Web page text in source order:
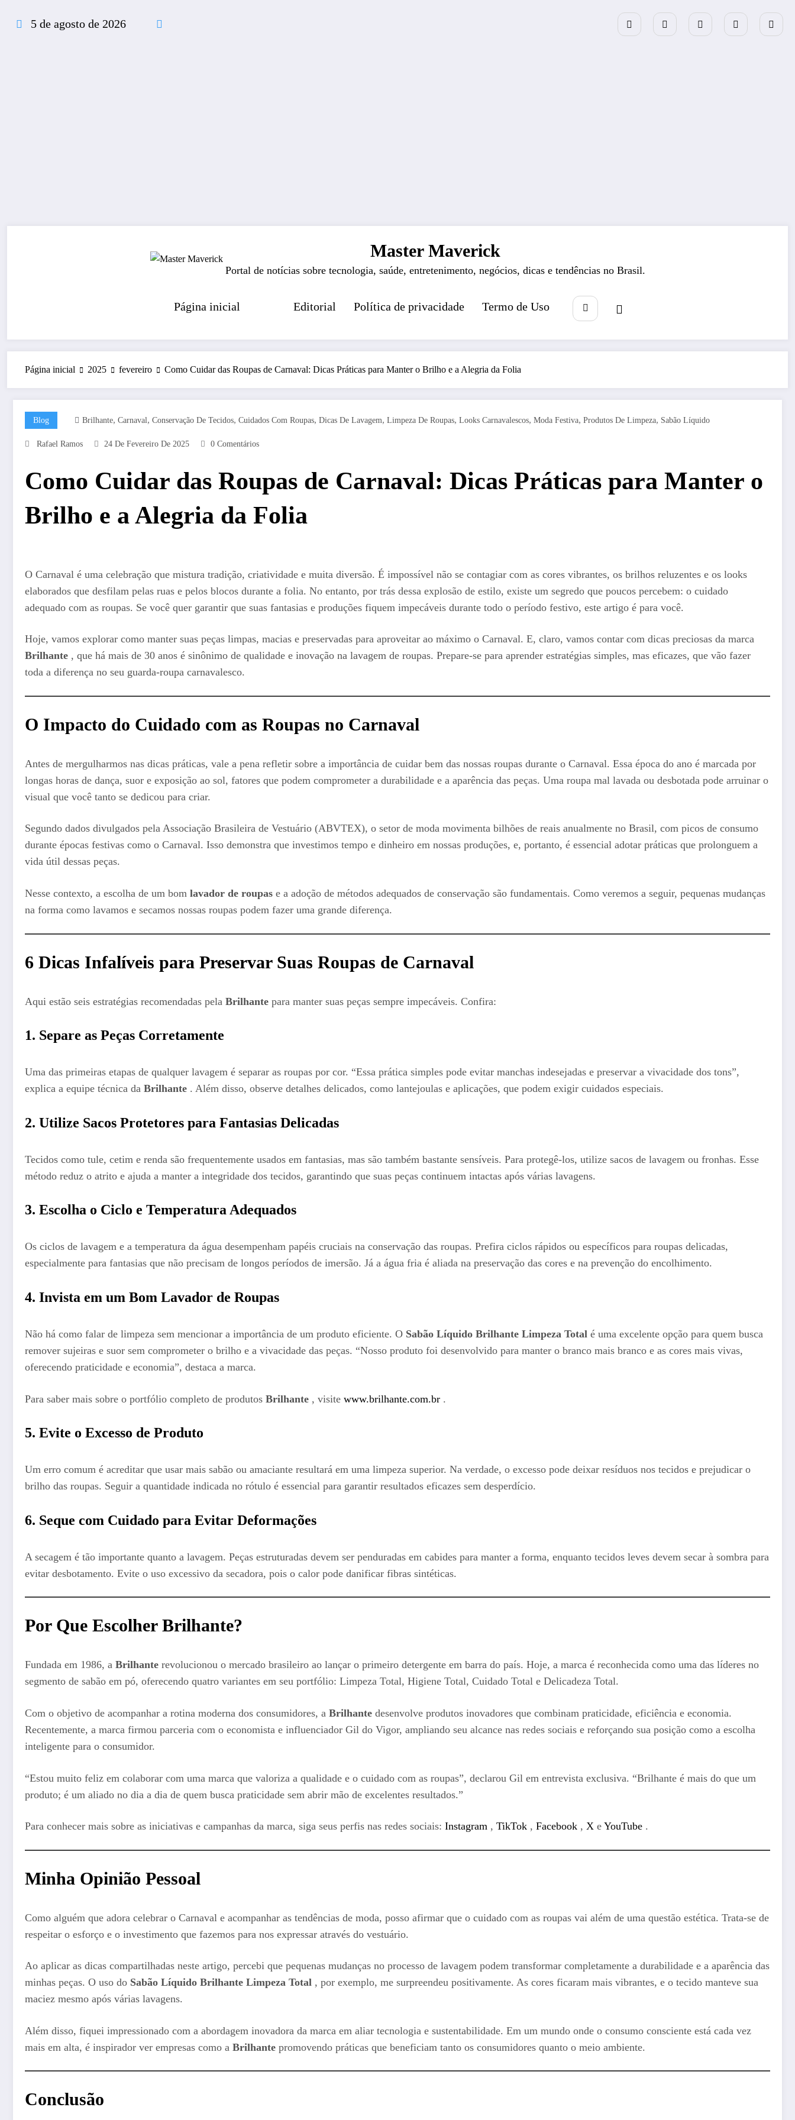
5 de agosto de 2026
Master Maverick
Portal de notícias sobre tecnologia, saúde, entretenimento, negócios, dicas e tendências no Brasil.
Página inicial Editorial Política de privacidade Termo de Uso
Página inicial 2025 fevereiro Como Cuidar das Roupas de Carnaval: Dicas Práticas para Manter o Brilho e a Alegria da Folia
Blog Brilhante, Carnaval, Conservação De Tecidos, Cuidados Com Roupas, Dicas De Lavagem, Limpeza De Roupas, Looks Carnavalescos, Moda Festiva, Produtos De Limpeza, Sabão Líquido
Rafael Ramos 24 De Fevereiro De 2025 0 Comentários
Como Cuidar das Roupas de Carnaval: Dicas Práticas para Manter o
Brilho e a Alegria da Folia
O Carnaval é uma celebração que mistura tradição, criatividade e muita diversão. É impossível não se contagiar com as cores vibrantes, os brilhos reluzentes e os looks
elaborados que desfilam pelas ruas e pelos blocos durante a folia. No entanto, por trás dessa explosão de estilo, existe um segredo que poucos percebem: o cuidado
adequado com as roupas. Se você quer garantir que suas fantasias e produções fiquem impecáveis durante todo o período festivo, este artigo é para você.
Hoje, vamos explorar como manter suas peças limpas, macias e preservadas para aproveitar ao máximo o Carnaval. E, claro, vamos contar com dicas preciosas da marca
Brilhante , que há mais de 30 anos é sinônimo de qualidade e inovação na lavagem de roupas. Prepare-se para aprender estratégias simples, mas eficazes, que vão fazer
toda a diferença no seu guarda-roupa carnavalesco.
O Impacto do Cuidado com as Roupas no Carnaval
Antes de mergulharmos nas dicas práticas, vale a pena refletir sobre a importância de cuidar bem das nossas roupas durante o Carnaval. Essa época do ano é marcada por
longas horas de dança, suor e exposição ao sol, fatores que podem comprometer a durabilidade e a aparência das peças. Uma roupa mal lavada ou desbotada pode arruinar o
visual que você tanto se dedicou para criar.
Segundo dados divulgados pela Associação Brasileira de Vestuário (ABVTEX), o setor de moda movimenta bilhões de reais anualmente no Brasil, com picos de consumo
durante épocas festivas como o Carnaval. Isso demonstra que investimos tempo e dinheiro em nossas produções, e, portanto, é essencial adotar práticas que prolonguem a
vida útil dessas peças.
Nesse contexto, a escolha de um bom lavador de roupas e a adoção de métodos adequados de conservação são fundamentais. Como veremos a seguir, pequenas mudanças
na forma como lavamos e secamos nossas roupas podem fazer uma grande diferença.
6 Dicas Infalíveis para Preservar Suas Roupas de Carnaval
Aqui estão seis estratégias recomendadas pela Brilhante para manter suas peças sempre impecáveis. Confira:
1. Separe as Peças Corretamente
Uma das primeiras etapas de qualquer lavagem é separar as roupas por cor. “Essa prática simples pode evitar manchas indesejadas e preservar a vivacidade dos tons”,
explica a equipe técnica da Brilhante . Além disso, observe detalhes delicados, como lantejoulas e aplicações, que podem exigir cuidados especiais.
2. Utilize Sacos Protetores para Fantasias Delicadas
Tecidos como tule, cetim e renda são frequentemente usados em fantasias, mas são também bastante sensíveis. Para protegê-los, utilize sacos de lavagem ou fronhas. Esse
método reduz o atrito e ajuda a manter a integridade dos tecidos, garantindo que suas peças continuem intactas após várias lavagens.
3. Escolha o Ciclo e Temperatura Adequados
Os ciclos de lavagem e a temperatura da água desempenham papéis cruciais na conservação das roupas. Prefira ciclos rápidos ou específicos para roupas delicadas,
especialmente para fantasias que não precisam de longos períodos de imersão. Já a água fria é aliada na preservação das cores e na prevenção do encolhimento.
4. Invista em um Bom Lavador de Roupas
Não há como falar de limpeza sem mencionar a importância de um produto eficiente. O Sabão Líquido Brilhante Limpeza Total é uma excelente opção para quem busca
remover sujeiras e suor sem comprometer o brilho e a vivacidade das peças. “Nosso produto foi desenvolvido para manter o branco mais branco e as cores mais vivas,
oferecendo praticidade e economia”, destaca a marca.
Para saber mais sobre o portfólio completo de produtos Brilhante , visite www.brilhante.com.br .
5. Evite o Excesso de Produto
Um erro comum é acreditar que usar mais sabão ou amaciante resultará em uma limpeza superior. Na verdade, o excesso pode deixar resíduos nos tecidos e prejudicar o
brilho das roupas. Seguir a quantidade indicada no rótulo é essencial para garantir resultados eficazes sem desperdício.
6. Seque com Cuidado para Evitar Deformações
A secagem é tão importante quanto a lavagem. Peças estruturadas devem ser penduradas em cabides para manter a forma, enquanto tecidos leves devem secar à sombra para
evitar desbotamento. Evite o uso excessivo da secadora, pois o calor pode danificar fibras sintéticas.
Por Que Escolher Brilhante?
Fundada em 1986, a Brilhante revolucionou o mercado brasileiro ao lançar o primeiro detergente em barra do país. Hoje, a marca é reconhecida como uma das líderes no
segmento de sabão em pó, oferecendo quatro variantes em seu portfólio: Limpeza Total, Higiene Total, Cuidado Total e Delicadeza Total.
Com o objetivo de acompanhar a rotina moderna dos consumidores, a Brilhante desenvolve produtos inovadores que combinam praticidade, eficiência e economia.
Recentemente, a marca firmou parceria com o economista e influenciador Gil do Vigor, ampliando seu alcance nas redes sociais e reforçando sua posição como a escolha
inteligente para o consumidor.
“Estou muito feliz em colaborar com uma marca que valoriza a qualidade e o cuidado com as roupas”, declarou Gil em entrevista exclusiva. “Brilhante é mais do que um
produto; é um aliado no dia a dia de quem busca praticidade sem abrir mão de excelentes resultados.”
Para conhecer mais sobre as iniciativas e campanhas da marca, siga seus perfis nas redes sociais: Instagram , TikTok , Facebook , X e YouTube .
Minha Opinião Pessoal
Como alguém que adora celebrar o Carnaval e acompanhar as tendências de moda, posso afirmar que o cuidado com as roupas vai além de uma questão estética. Trata-se de
respeitar o esforço e o investimento que fazemos para nos expressar através do vestuário.
Ao aplicar as dicas compartilhadas neste artigo, percebi que pequenas mudanças no processo de lavagem podem transformar completamente a durabilidade e a aparência das
minhas peças. O uso do Sabão Líquido Brilhante Limpeza Total , por exemplo, me surpreendeu positivamente. As cores ficaram mais vibrantes, e o tecido manteve sua
maciez mesmo após várias lavagens.
Além disso, fiquei impressionado com a abordagem inovadora da marca em aliar tecnologia e sustentabilidade. Em um mundo onde o consumo consciente está cada vez
mais em alta, é inspirador ver empresas como a Brilhante promovendo práticas que beneficiam tanto os consumidores quanto o meio ambiente.
Conclusão